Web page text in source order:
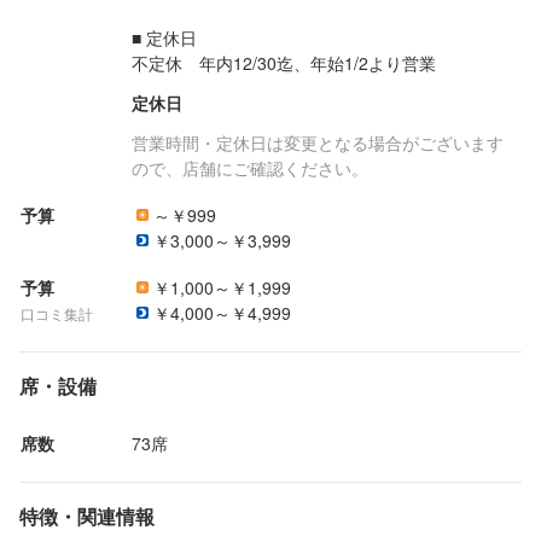
■ 定休日
不定休　年内12/30迄、年始1/2より営業
定休日
営業時間・定休日は変更となる場合がございます
ので、店舗にご確認ください。
予算
～￥999
￥3,000～￥3,999
予算
口コミ集計
￥1,000～￥1,999
￥4,000～￥4,999
席・設備
席数 73席
特徴・関連情報